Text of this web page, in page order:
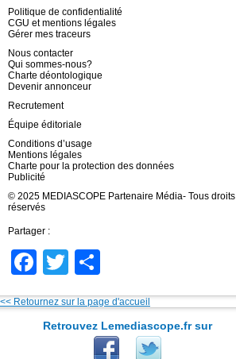
Politique de confidentialité
CGU et mentions légales
Gérer mes traceurs
Nous contacter
Qui sommes-nous?
Charte déontologique
Devenir annonceur
Recrutement
Équipe éditoriale
Conditions d’usage
Mentions légales
Charte pour la protection des données
Publicité
© 2025 MEDIASCOPE Partenaire Média- Tous droits
réservés
Partager :
Facebook
Twitter
<< Retournez sur la page d'accueil
Retrouvez Lemediascope.fr sur